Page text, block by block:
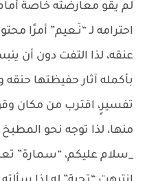
لم يقو معارضته خاصةً
احترامه لـ “نَـعيم” أمرًا
عنقه، لذا التفت دون أن
بأكمله آثار حفيظتها
تفسيرٍ، اقترب من مكان
منها، لذا توجه نحو
_سلام عليكم، “سمارة”